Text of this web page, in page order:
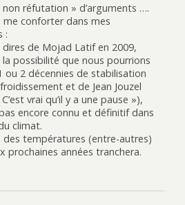
non réfutation » d’arguments ….
me conforter dans mes
:
dires de Mojad Latif en 2009,
possibilité que nous pourrions
ou 2 décennies de stabilisation
et de Jean Jouzel
vrai qu’il y a une pause »),
encore connu et définitif dans
climat.
des températures (entre-autres)
prochaines années tranchera.